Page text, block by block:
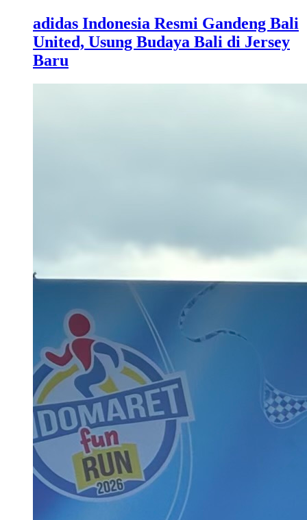
adidas Indonesia Resmi Gandeng Bali
United, Usung Budaya Bali di Jersey
Baru